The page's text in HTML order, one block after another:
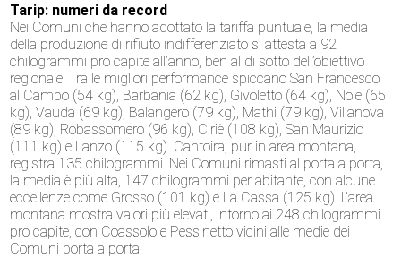
Tarip: numeri da record
Nei Comuni che hanno adottato la tariffa puntuale, la media
della produzione di rifiuto indifferenziato si attesta a 92
chilogrammi pro capite all’anno, ben al di sotto dell’obiettivo
regionale. Tra le migliori performance spiccano San Francesco
al Campo (54 kg), Barbania (62 kg), Givoletto (64 kg), Nole (65
kg), Vauda (69 kg), Balangero (79 kg), Mathi (79 kg), Villanova
(89 kg), Robassomero (96 kg), Ciriè (108 kg), San Maurizio
(111 kg) e Lanzo (115 kg). Cantoira, pur in area montana,
registra 135 chilogrammi. Nei Comuni rimasti al porta a porta,
la media è più alta, 147 chilogrammi per abitante, con alcune
eccellenze come Grosso (101 kg) e La Cassa (125 kg). L’area
montana mostra valori più elevati, intorno ai 248 chilogrammi
pro capite, con Coassolo e Pessinetto vicini alle medie dei
Comuni porta a porta.